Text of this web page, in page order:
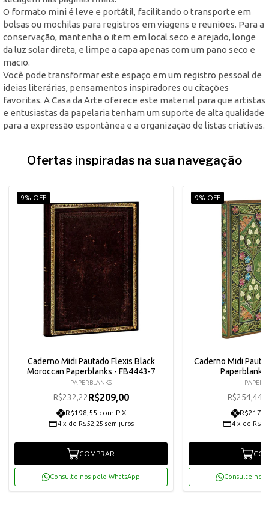
O formato mini é leve e portátil, facilitando o transporte em
bolsas ou mochilas para registros em viagens e reuniões. Para a
conservação, mantenha o item em local seco e arejado, longe
da luz solar direta, e limpe a capa apenas com um pano seco e
macio.
Você pode transformar este espaço em um registro pessoal de
ideias literárias, pensamentos inspiradores ou citações
favoritas. A Casa da Arte oferece este material para que artistas
e entusiastas da papelaria tenham um suporte de alta qualidade
para a expressão espontânea e a organização de listas criativas.
Ofertas inspiradas na sua navegação
9% OFF
Caderno Midi Pautado Flexis Black
Moroccan Paperblanks - FB4443-7
PAPERBLANKS
R$232,22R$209,00
R$198,55 com PIX
4 x de R$52,25 sem juros
COMPRAR
Consulte-nos pelo WhatsApp
9% OFF
Caderno Midi
Paperblanks
R$254,44
4 x de
Consulte-nos